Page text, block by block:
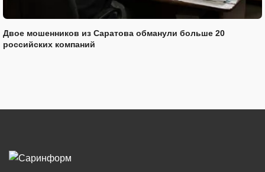
Двое мошенников из Саратова обманули больше 20
российских компаний